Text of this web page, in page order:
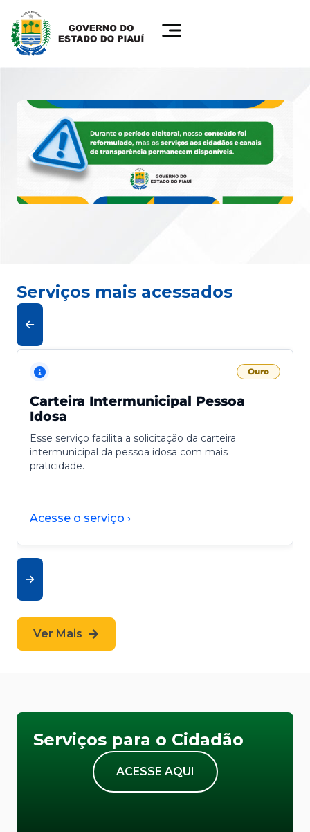
Serviços mais acessados
Ouro
Carteira Intermunicipal Pessoa
Idosa
Esse serviço facilita a solicitação da carteira
intermunicipal da pessoa idosa com mais
praticidade.
Acesse o serviço ›
Ver Mais
Serviços para o Cidadão
ACESSE AQUI